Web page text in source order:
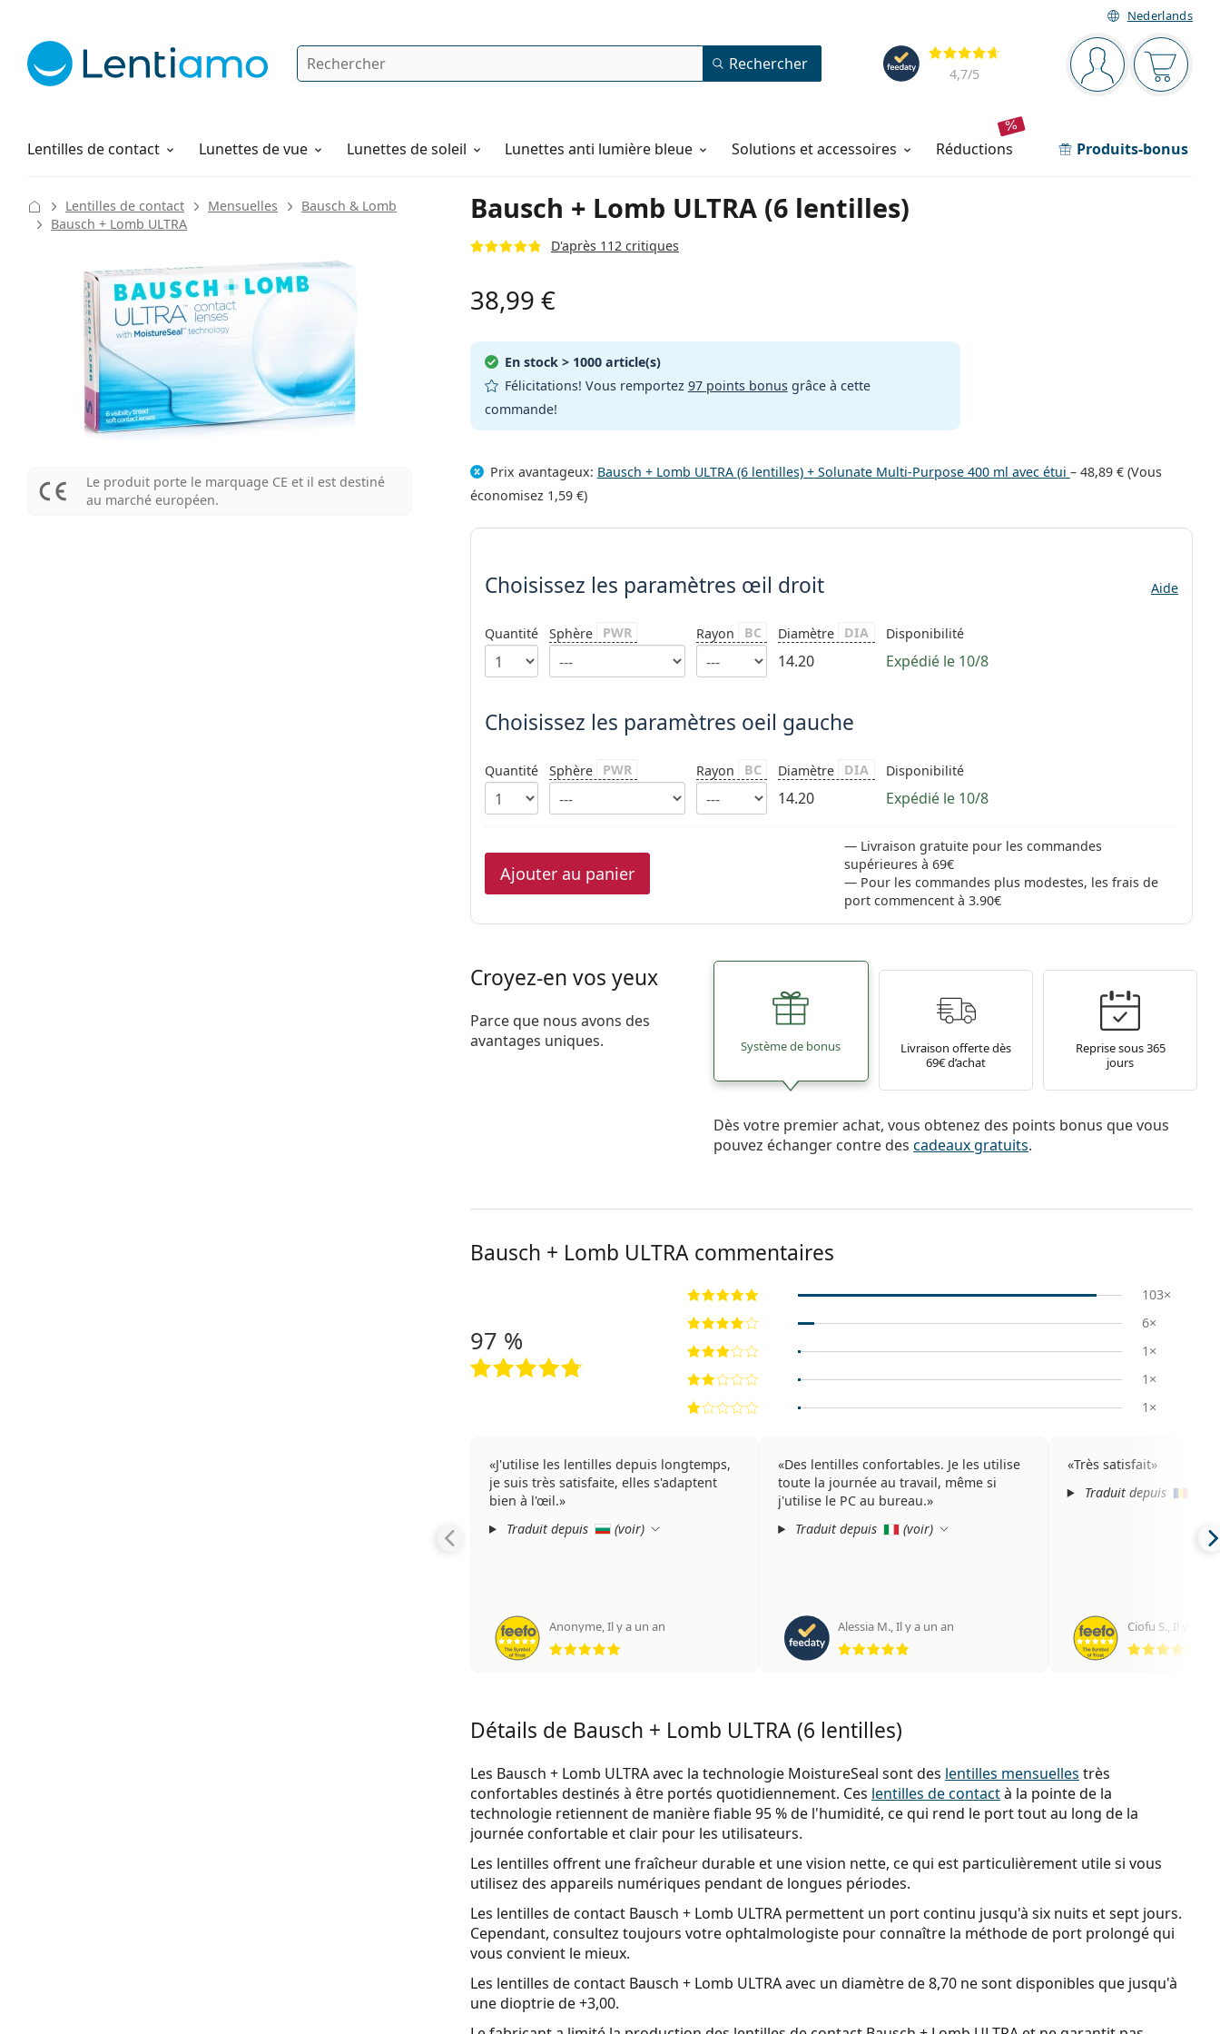
Nederlands
Barre de navigation
Vous êtesVotre
Évaluation
4,7/5
Rechercher Rechercher
Lentilles de contact
Solutions Lunettes de vue Lunettes de soleil Lunettes anti lumière bleue Solutions et accessoires réductions Produits-bonus
Comment commander
Bausch + Lomb ULTRA (6 lentilles)
D'après 112 critiques
Lentilles de contact Mensuelles
Bausch & Lomb
Bausch + Lomb ULTRA
Le produit porte le marquage CE et il est destiné
au marché européen.
38,99 €
En stock > 1000 article(s)
Félicitations! Vous remportez 97 points bonusgrâce à cette
commande!
Prix avantageux: Bausch + Lomb ULTRA (6 lentilles) + Solunate Multi-Purpose 400 ml avec étui – 48,89 €(Vous
économisez 1,59 €)
Choisissez les paramètres
Choisissez les paramètres œil droit Aide
Quantité Sphère PWR Rayon BC Diamètre DIA
14.20
Disponibilité
Expédié le 10/8
Choisissez les paramètres oeil gauche
Quantité Sphère PWR Rayon BC Diamètre DIA
14.20
Disponibilité
Expédié le 10/8
Ajouter au panier
Livraison gratuite pour les commandes
supérieures à 69€
Pour les commandes plus modestes, les frais de
port commencent à 3.90€
Croyez-en vos yeux
Parce que nous avons des
avantages uniques.
Système de bonus
Livraison offerte dès
69€ d’achat
Reprise sous 365
jours
Dès votre premier achat, vous obtenez des points bonus que vous
pouvez échanger contre descadeaux gratuits.
Bausch + Lomb ULTRA commentaires
97 %
103×
6×
1×
1×
1×
J'utilise les lentilles depuis longtemps,
je suis très satisfaite, elles s'adaptent
bien à l'œil.
Traduit depuis
(voir)
Anonyme,Il y a un an
évaluation 5 sur 5
Des lentilles confortables. Je les utilise
toute la journée au travail, même si
j'utilise le PC au bureau.
Traduit depuis
(voir)
Alessia M.,Il y a un an
évaluation 5 sur 5
Très satisfait
Traduit depuis
Ciofu S., Il y a un
Détails de Bausch + Lomb ULTRA (6 lentilles)
Les Bausch + Lomb ULTRA avec la technologie MoistureSeal sont des lentilles mensuelles très
confortables destinés à être portés quotidiennement. Ces lentilles de contactà la pointe de la
technologie retiennent de manière fiable 95 % de l'humidité, ce qui rend le port tout au long de la
journée confortable et clair pour les utilisateurs.
Les lentilles offrent une fraîcheur durable et une vision nette, ce qui est particulièrement utile si vous
utilisez des appareils numériques pendant de longues périodes.
Les lentilles de contact Bausch + Lomb ULTRA permettent un port continu jusqu'à six nuits et sept jours.
Cependant, consultez toujours votre ophtalmologiste pour connaître la méthode de port prolongé qui
vous convient le mieux.
Les lentilles de contact Bausch + Lomb ULTRA avec un diamètre de 8,70 ne sont disponibles que jusqu'à
une dioptrie de +3,00.